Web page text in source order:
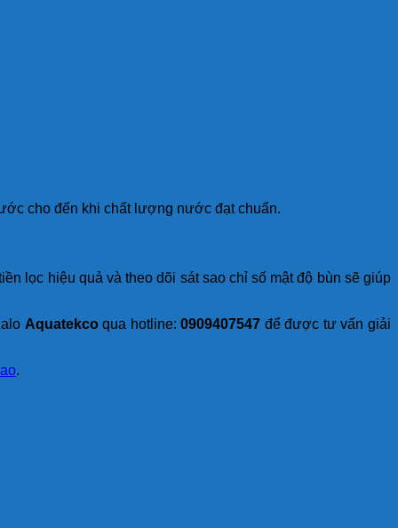
cho đến khi chất lượng nước đạt chuẩn.
lọc hiệu quả và theo dõi sát sao chỉ số mật độ bùn sẽ giúp
Aquatekcoqua hotline:0909407547 để được tư vấn giải
.